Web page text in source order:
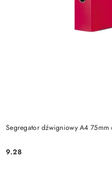
Segregator dźwigniowy A4 75mm
Cena:
9.28